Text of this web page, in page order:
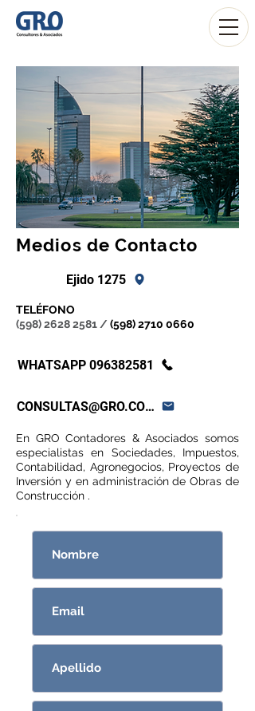
Medios de Contacto
Ejido 1275
TELÉFONO
(598) 2628 2581 / (598) 2710 0660
WHATSAPP 096382581
CONSULTAS@GRO.COM.UY
En GRO Contadores & Asociados somos
especialistas en Sociedades, Impuestos,
Contabilidad, Agronegocios, Proyectos de
Inversión y en administración de Obras de
Construcción .